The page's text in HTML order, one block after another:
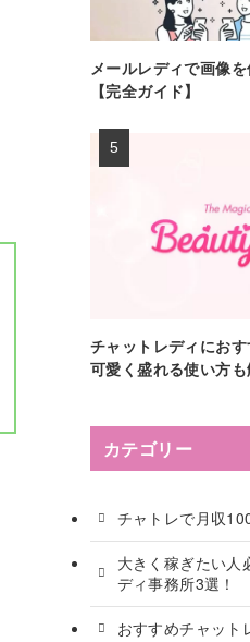
メールレディで画像
【完全ガイド】
チャットレディにお
可愛く盛れる使い方
カテゴリー
チャトレで月収
大きく稼ぎたい人
ディ事務所3選！
おすすめチャット